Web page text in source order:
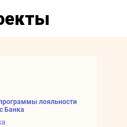
лояльности
Банка